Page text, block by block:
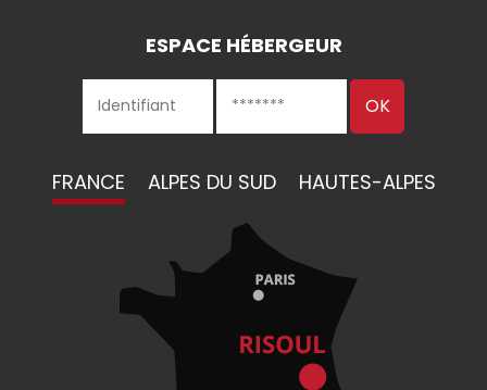
ESPACE HÉBERGEUR
FRANCE ALPES DU SUD HAUTES-ALPES